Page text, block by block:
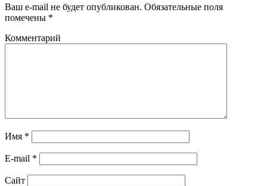
Ваш e-mail не будет опубликован. Обязательные поля
помечены *
Комментарий
Имя *
E-mail *
Сайт